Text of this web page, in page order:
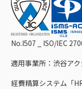
No.I507 _ ISO/IEC
適用事業所：渋谷アク
経費精算システム「